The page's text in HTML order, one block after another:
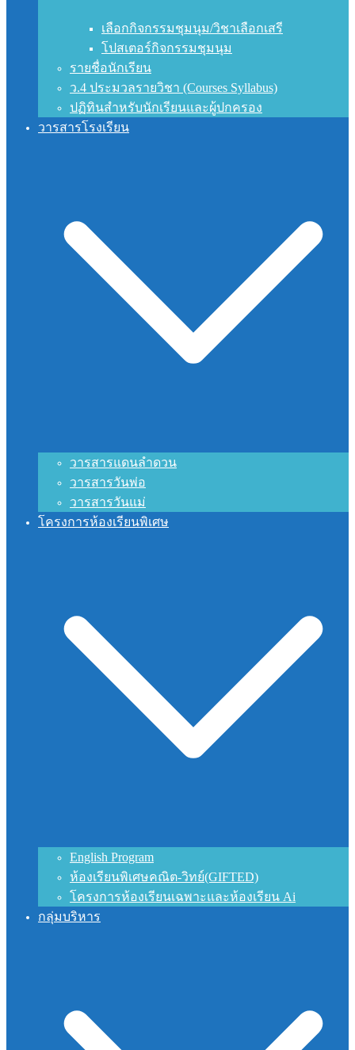
เลือกกิจกรรมชุมนุม/วิชาเลือกเสรี
โปสเตอร์กิจกรรมชุมนุม
รายชื่อนักเรียน
ว.4 ประมวลรายวิชา (Courses Syllabus)
ปฏิทินสำหรับนักเรียนและผู้ปกครอง
วารสารโรงเรียน
วารสารแดนลำดวน
วารสารวันพ่อ
วารสารวันแม่
โครงการห้องเรียนพิเศษ
English Program
ห้องเรียนพิเศษคณิต-วิทย์(GIFTED)
โครงการห้องเรียนเฉพาะและห้องเรียน Ai
กลุ่มบริหาร